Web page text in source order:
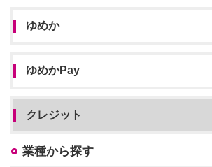
ゆめか
ゆめかPay
クレジット
業種から探す